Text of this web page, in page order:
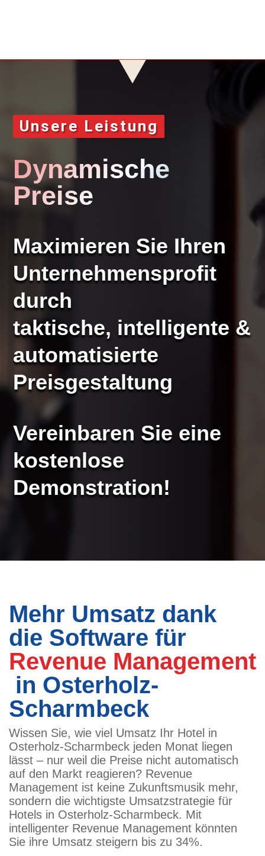
Unsere Leistung
Dynamische
Preise
Maximieren Sie Ihren
Unternehmensprofit
durch
taktische, intelligente &
automatisierte
Preisgestaltung
Vereinbaren Sie eine
kostenlose
Demonstration!
Mehr Umsatz dank
die Software für
Revenue Management
in Osterholz-
Scharmbeck
Wissen Sie, wie viel Umsatz Ihr Hotel in
Osterholz-Scharmbeck jeden Monat liegen
lässt – nur weil die Preise nicht automatisch
auf den Markt reagieren? Revenue
Management ist keine Zukunftsmusik mehr,
sondern die wichtigste Umsatzstrategie für
Hotels in Osterholz-Scharmbeck. Mit
intelligenter Revenue Management könnten
Sie ihre Umsatz steigern bis zu 34%.